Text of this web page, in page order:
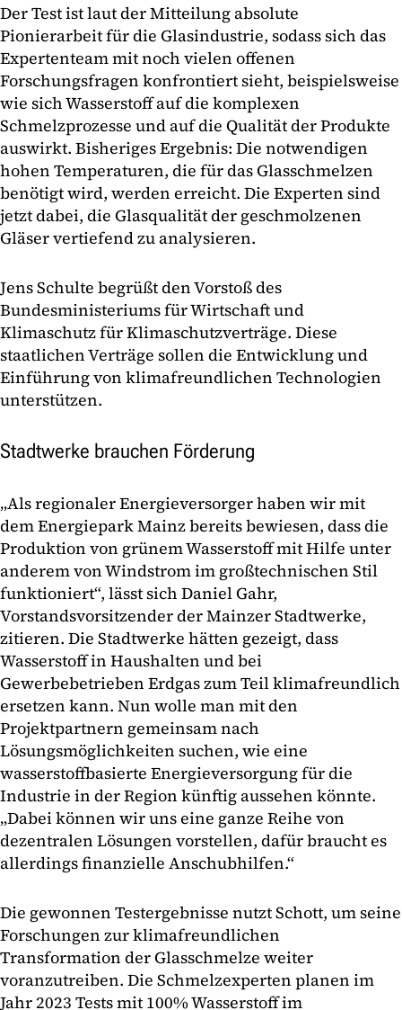
Der Test ist laut der Mitteilung absolute
Pionierarbeit für die Glasindustrie, sodass sich das
Expertenteam mit noch vielen offenen
Forschungsfragen konfrontiert sieht, beispielsweise
wie sich Wasserstoff auf die komplexen
Schmelzprozesse und auf die Qualität der Produkte
auswirkt. Bisheriges Ergebnis: Die notwendigen
hohen Temperaturen, die für das Glasschmelzen
benötigt wird, werden erreicht. Die Experten sind
jetzt dabei, die Glasqualität der geschmolzenen
Gläser vertiefend zu analysieren.
Jens Schulte begrüßt den Vorstoß des
Bundesministeriums für Wirtschaft und
Klimaschutz für Klimaschutzverträge. Diese
staatlichen Verträge sollen die Entwicklung und
Einführung von klimafreundlichen Technologien
unterstützen.
Stadtwerke brauchen Förderung
„Als regionaler Energieversorger haben wir mit
dem Energiepark Mainz bereits bewiesen, dass die
Produktion von grünem Wasserstoff mit Hilfe unter
anderem von Windstrom im großtechnischen Stil
funktioniert“, lässt sich Daniel Gahr,
Vorstandsvorsitzender der Mainzer Stadtwerke,
zitieren. Die Stadtwerke hätten gezeigt, dass
Wasserstoff in Haushalten und bei
Gewerbebetrieben Erdgas zum Teil klimafreundlich
ersetzen kann. Nun wolle man mit den
Projektpartnern gemeinsam nach
Lösungsmöglichkeiten suchen, wie eine
wasserstoffbasierte Energieversorgung für die
Industrie in der Region künftig aussehen könnte.
„Dabei können wir uns eine ganze Reihe von
dezentralen Lösungen vorstellen, dafür braucht es
allerdings finanzielle Anschubhilfen.“
Die gewonnen Testergebnisse nutzt Schott, um seine
Forschungen zur klimafreundlichen
Transformation der Glasschmelze weiter
voranzutreiben. Die Schmelzexperten planen im
Jahr 2023 Tests mit 100% Wasserstoff im